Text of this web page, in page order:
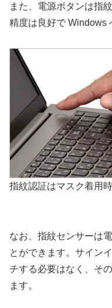
また、電源ボタンは指
精度は良好で Windows
指紋認証はマスク着用
なお、指紋センサーは
とができます。サイン
チする必要はなく、そ
ます。